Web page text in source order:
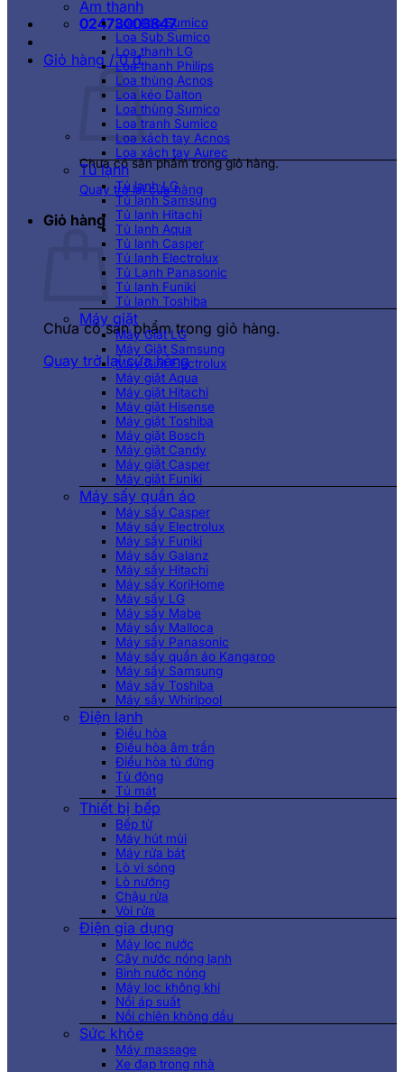
02473003847
Giỏ hàng /0₫
Chưa có sản phẩm trong giỏ hàng.
Quay trở lại cửa hàng
Giỏ hàng
Chưa có sản phẩm trong giỏ hàng.
Quay trở lại cửa hàng
Âm thanh
Loa kéo Sumico
Loa Sub Sumico
Loa thanh LG
Loa thanh Philips
Loa thùng Acnos
Loa kéo Dalton
Loa thùng Sumico
Loa tranh Sumico
Loa xách tay Acnos
Loa xách tay Aurec
Tủ lạnh
Tủ lạnh LG
Tủ lạnh Samsung
Tủ lạnh Hitachi
Tủ lạnh Aqua
Tủ lạnh Casper
Tủ lạnh Electrolux
Tủ Lạnh Panasonic
Tủ lạnh Funiki
Tủ lạnh Toshiba
Máy giặt
Máy Giặt LG
Máy Giặt Samsung
Máy Giặt Electrolux
Máy giặt Aqua
Máy giặt Hitachi
Máy giặt Hisense
Máy giặt Toshiba
Máy giặt Bosch
Máy giặt Candy
Máy giặt Casper
Máy giặt Funiki
Máy sấy quần áo
Máy sấy Casper
Máy sấy Electrolux
Máy sấy Funiki
Máy sấy Galanz
Máy sấy Hitachi
Máy sấy KoriHome
Máy sấy LG
Máy sấy Mabe
Máy sấy Malloca
Máy sấy Panasonic
Máy sấy quần áo Kangaroo
Máy sấy Samsung
Máy sấy Toshiba
Máy sấy Whirlpool
Điện lạnh
Điều hòa
Điều hòa âm trần
Điều hòa tủ đứng
Tủ đông
Tủ mát
Thiết bị bếp
Bếp từ
Máy hút mùi
Máy rửa bát
Lò vi sóng
Lò nướng
Chậu rửa
Vòi rửa
Điện gia dụng
Máy lọc nước
Cây nước nóng lạnh
Bình nước nóng
Máy lọc không khí
Nồi áp suất
Nồi chiên không dầu
Sức khỏe
Máy massage
Xe đạp trong nhà